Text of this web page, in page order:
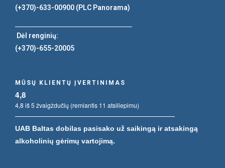
(+370)-633-00900 (PLC Panorama)
Dėl renginių:
(+370)-655-20005
MŪSŲ KLIENTŲ ĮVERTINIMAS
4,8
4,8 iš 5 žvaigždučių (remiantis 11 atsiliepimu)
UAB Baltas dobilas pasisako už saikingą ir atsakingą
alkoholinių gėrimų vartojimą.